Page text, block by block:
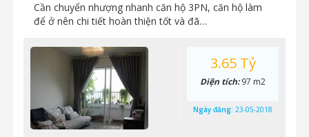
Cần chuyển nhượng nhanh căn hộ 3PN, căn hộ làm
để ở nên chi tiết hoàn thiện tốt và đã…
3.65 Tỷ
Diện tích:97 m2
Ngày đăng: 23-05-2018